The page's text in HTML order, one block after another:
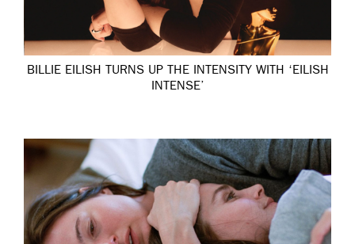
BILLIE EILISH TURNS UP THE INTENSITY WITH ‘EILISH
INTENSE’